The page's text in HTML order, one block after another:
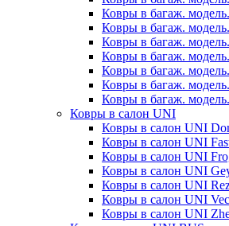
Ковры в багаж.
Ковры в багаж.
Ковры в багаж.
Ковры в багаж.
Ковры в багаж.
Ковры в багаж.
Ковры в багаж.
Ковры в салон UNI
Ковры в салон UNI
Ковры в салон UNI
Ковры в салон UNI
Ковры в салон UNI
Ковры в салон UNI
Ковры в салон UNI
Ковры в салон UNI